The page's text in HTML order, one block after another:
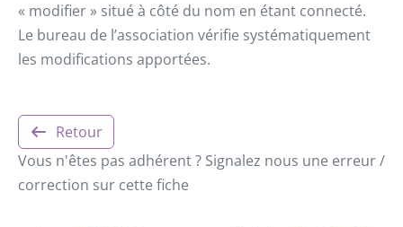
« modifier » situé à côté du nom en étant connecté.
Le bureau de l’association vérifie systématiquement
les modifications apportées.
Retour
Vous n'êtes pas adhérent ? Signalez nous une erreur /
correction sur cette fiche